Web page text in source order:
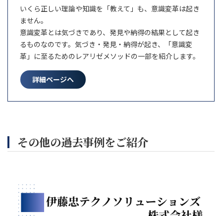
いくら正しい理論や知識を「教えて」も、意識変革は起き
ません。
意識変革とは気づきであり、発見や納得の結果として起き
るものなのです。気づき・発見・納得が起き、「意識変
革」に至るためのレアリゼメソッドの一部を紹介します。
詳細ページへ
その他の過去事例をご紹介